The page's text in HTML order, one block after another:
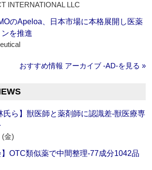
INTERNATIONAL LLC
のApeloa、日本市場に本格展開し医薬
を推進
おすすめ情報 アーカイブ ‐AD‐を見る »
氏ら】獣医師と薬剤師に認識差‐獣医療専
(金)
】OTC類似薬で中間整理‐77成分1042品